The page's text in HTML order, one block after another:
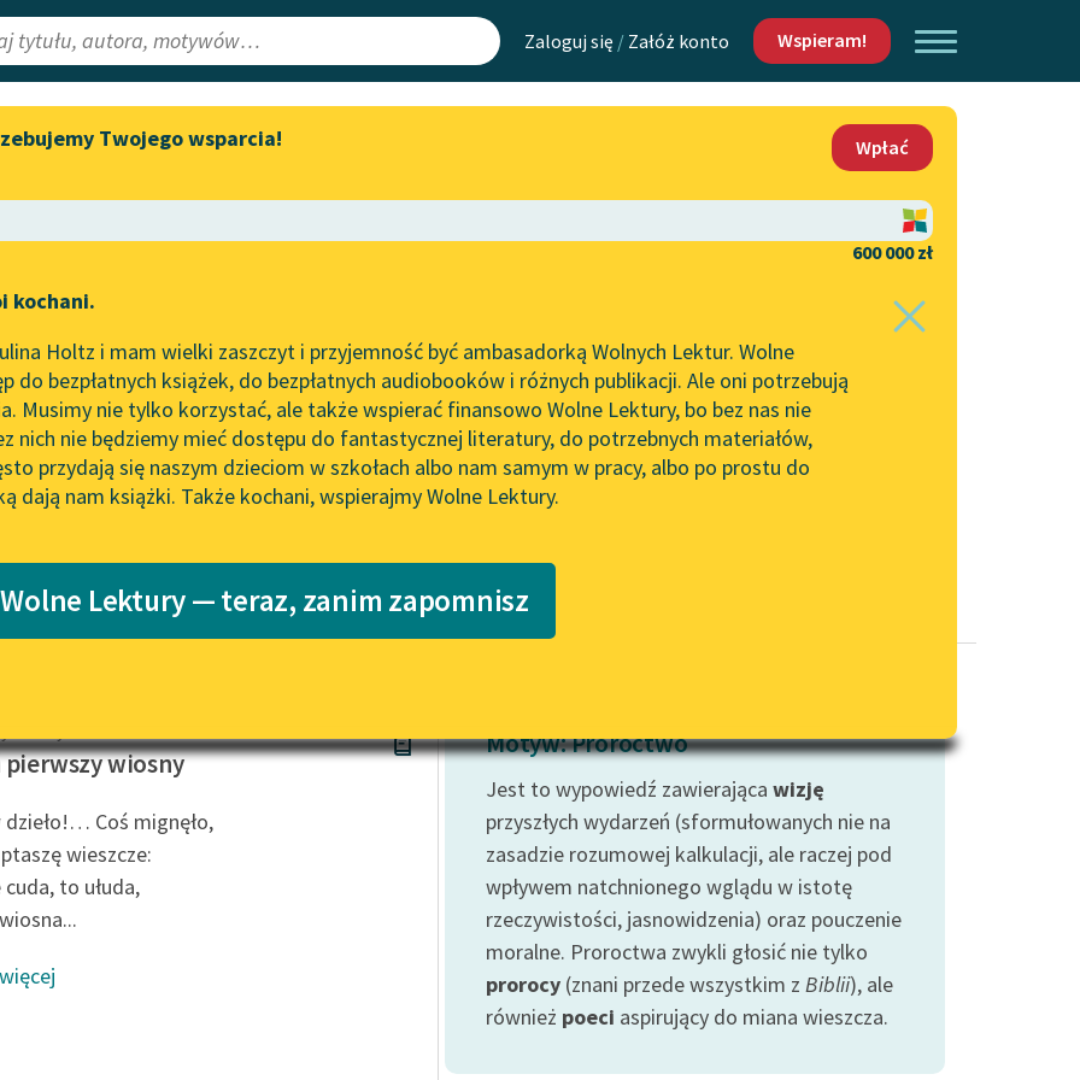
Zaloguj się / Załóż konto Wspieram!
Lektury
redakcyjne
Aktualności
„Prokurator Alicja Horn” do
literatury skandynawskiej
Spotkanie z Katarzyną Tunkiel
w Oslo
102. lata temu zmarł Joseph
Conrad
Lektury szkolne i klasyka
literatury do słuchania dla
E-kolekcja lektur szkolnych i
literatury do słuchania dla
uczennic i uczniów z
niepełnosprawnościami
Feministyczne inspiracje.
literatury feministycznej
Mapa Wolnych Lektur
Leśmianator
API
OAI-PMH
Widget Wolnych Lektur
Katalog
Katalog w formacie PDF
Kontakt
O projekcie
Zasady wykorzystania
Wolnych Lektur
Logotypy
Materiały promocyjne
wrażliwych
Deklaracja dostępności
Twojego wsparcia!
Wpłać
600 000 zł
kochani.
Holtz i mam wielki zaszczyt i przyjemność być ambasadorką Wolnych Lektur. Wolne
do bezpłatnych książek, do bezpłatnych audiobooków i różnych publikacji. Ale oni potrzebują
Musimy nie tylko korzystać, ale także wspierać finansowo Wolne Lektury, bo bez nas nie
nich nie będziemy mieć dostępu do fantastycznej literatury, do potrzebnych materiałów,
przydają się naszym dzieciom w szkołach albo nam samym w pracy, albo po prostu do
dają nam książki. Także kochani, wspierajmy Wolne Lektury.
Lektury — teraz, zanim zapomnisz
Wincenty Korotyński✖
pierwszy wiosny
dzieło!… Coś mignęło,
wieszcze:
cuda, to ułuda,
Motyw: Proroctwo
Jest to wypowiedź zawierająca wizję
przyszłych wydarzeń (sformułowanych nie na
zasadzie rozumowej kalkulacji, ale raczej pod
wpływem natchnionego wglądu w istotę
rzeczywistości, jasnowidzenia) oraz pouczenie
moralne. Proroctwa zwykli głosić nie tylko
prorocy (znani przede wszystkim z Biblii), ale
również poeci aspirujący do miana wieszcza.